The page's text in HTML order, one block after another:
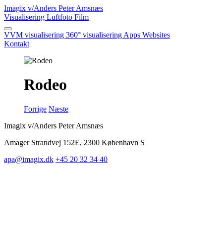
Imagix v/Anders Peter Amsnæs
Visualisering Luftfoto Film
VVM visualisering 360° visualisering Apps Websites
Kontakt
Rodeo
Forrige Næste
Imagix v/Anders Peter Amsnæs
Amager Strandvej 152E, 2300 København S
apa@imagix.dk +45 20 32 34 40